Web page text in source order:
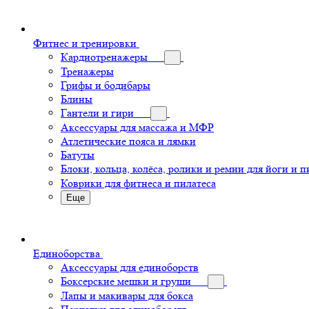
Фитнес и тренировки
Кардиотренажеры
Тренажеры
Грифы и бодибары
Блины
Гантели и гири
Аксессуары для массажа и МФР
Атлетические пояса и лямки
Батуты
Блоки, кольца, колёса, ролики и ремни для йоги и
Коврики для фитнеса и пилатеса
Еще
Единоборства
Аксессуары для единоборств
Боксерские мешки и груши
Лапы и макивары для бокса